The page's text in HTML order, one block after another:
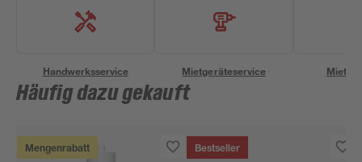
Handwerksservice Mietgeräteservice
Häufig dazu gekauft
Mengenrabatt Bestseller